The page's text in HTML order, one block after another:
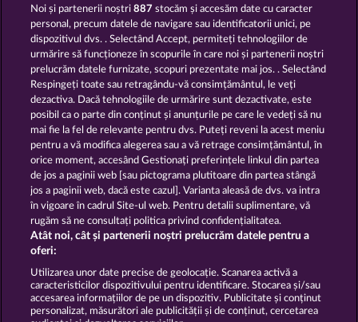
MAJESTIC KING ATLANTIC WILDS
Termeni și condiții
Declarație de confidențialitate
Asistență tehnică Firmă
Trimite Cererea de Retragere
Noi și partenerii noștri887 stocăm și accesăm date cu caracter
personal, precum datele de navigare sau identificatorii unici, pe
dispozitivul dvs. . Selectând Accept, permiteți tehnologiilor de
urmărire să funcționeze în scopurile în care noi și partenerii noștri
prelucrăm datele furnizate, scopuri prezentate mai jos. . Selectând
Respingeți toate sau retragându-vă consimțământul, le veți
dezactiva. Dacă tehnologiile de urmărire sunt dezactivate, este
posibil ca o parte din conținut și anunțurile pe care le vedeți să nu
mai fie la fel de relevante pentru dvs. Puteți reveni la acest meniu
pentru a vă modifica alegerea sau a vă retrage consimțământul, în
orice moment, accesând Gestionați preferințele linkul din partea
de jos a paginii web [sau pictograma plutitoare din partea stângă
jos a paginii web, dacă este cazul]. Varianta aleasă de dvs. va intra
în vigoare în cadrul Site-ul web. Pentru detalii suplimentare, vă
rugăm să ne consultați politica privind confidențialitatea.
Atât noi, cât și partenerii noștri prelucrăm datele pentru a
oferi:
Utilizarea unor date precise de geolocație. Scanarea activă a
caracteristicilor dispozitivului pentru identificare. Stocarea și/sau
accesarea informațiilor de pe un dispozitiv. Publicitate și conținut
personalizat, măsurători ale publicității și de conținut, cercetarea